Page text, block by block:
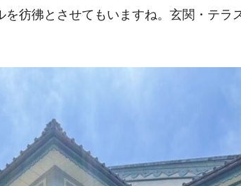
を彷彿とさせてもいますね。玄関・テ